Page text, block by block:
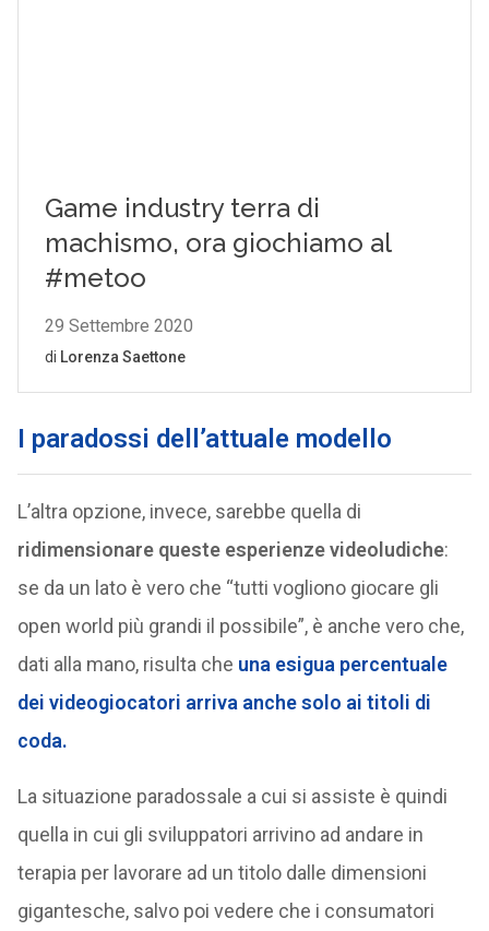
I paradossi dell’attuale modello
L’altra opzione, invece, sarebbe quella di
ridimensionare queste esperienze videoludiche:
se da un lato è vero che “tutti vogliono giocare gli
open world più grandi il possibile”, è anche vero che,
dati alla mano, risulta che una esigua percentuale
dei videogiocatori arriva anche solo ai titoli di
coda.
La situazione paradossale a cui si assiste è quindi
quella in cui gli sviluppatori arrivino ad andare in
terapia per lavorare ad un titolo dalle dimensioni
gigantesche, salvo poi vedere che i consumatori